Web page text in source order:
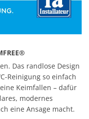
Das randlose Design
Reinigung so einfach
Keimfallen – dafür
modernes
eine Ansage macht.